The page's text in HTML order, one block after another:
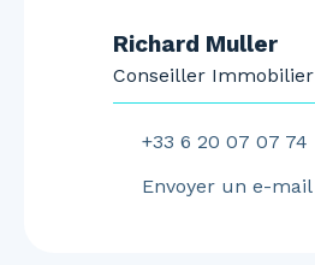
Richard Muller
Conseiller Immobilier
+33 6 20 07 07 74
Envoyer un e-mail